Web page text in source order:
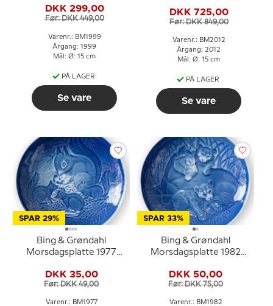
DKK 299,00
Før: DKK 449,00
Varenr.: BM1999
Årgang: 1999
Mål: Ø: 15 cm
PÅ LAGER
Se vare
DKK 725,00
Før: DKK 849,00
Varenr.: BM2012
Årgang: 2012
Mål: Ø: 15 cm
PÅ LAGER
Se vare
SPAR 29%
Bing & Grøndahl
Morsdagsplatte 1977
DKK 35,00
Før: DKK 49,00
Varenr.: BM1977
SPAR 33%
Bing & Grøndahl
Morsdagsplatte 1982
DKK 50,00
Før: DKK 75,00
Varenr.: BM1982